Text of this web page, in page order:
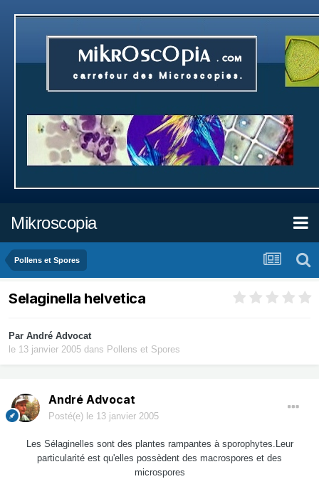
Mikroscopia
Pollens et Spores
Selaginella helvetica
Par André Advocat
le 13 janvier 2005 dans Pollens et Spores
André Advocat
Posté(e) le 13 janvier 2005
Les Sélaginelles sont des plantes rampantes à sporophytes.Leur
particularité est qu'elles possèdent des macrospores et des
microspores